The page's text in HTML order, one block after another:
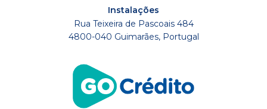
Instalações
Rua Teixeira de Pascoais 484
4800-040 Guimarães, Portugal